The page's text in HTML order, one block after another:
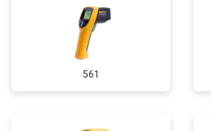
561